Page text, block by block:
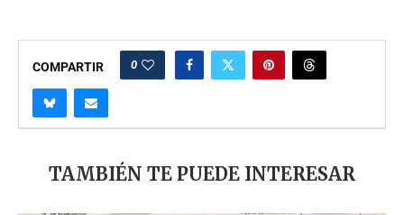
COMPARTIR 0
TAMBIÉN TE PUEDE INTERESAR